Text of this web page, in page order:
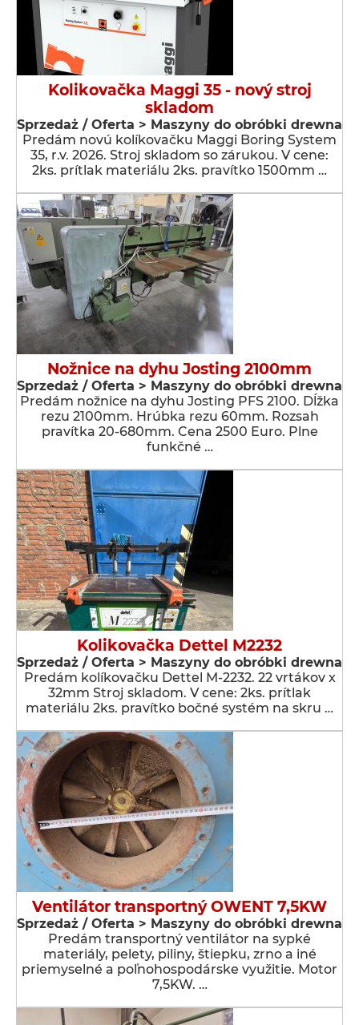
Kolikovačka Maggi 35 - nový stroj
skladom
Sprzedaż / Oferta > Maszyny do obróbki drewna
Predám novú kolíkovačku Maggi Boring System
35, r.v. 2026. Stroj skladom so zárukou. V cene:
2ks. prítlak materiálu 2ks. pravítko 1500mm …
Nožnice na dyhu Josting 2100mm
Sprzedaż / Oferta > Maszyny do obróbki drewna
Predám nožnice na dyhu Josting PFS 2100. Dĺžka
rezu 2100mm. Hrúbka rezu 60mm. Rozsah
pravítka 20-680mm. Cena 2500 Euro. Plne
funkčné …
Kolikovačka Dettel M2232
Sprzedaż / Oferta > Maszyny do obróbki drewna
Predám kolíkovačku Dettel M-2232. 22 vrtákov x
32mm Stroj skladom. V cene: 2ks. prítlak
materiálu 2ks. pravítko bočné systém na skru …
Ventilátor transportný OWENT 7,5KW
Sprzedaż / Oferta > Maszyny do obróbki drewna
Predám transportný ventilátor na sypké
materiály, pelety, piliny, štiepku, zrno a iné
priemyselné a poľnohospodárske využitie. Motor
7,5KW. …